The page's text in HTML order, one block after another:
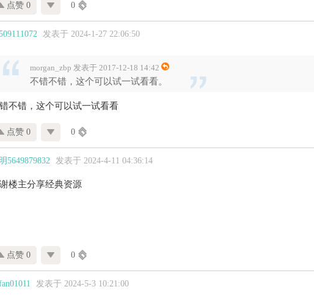
点赞 0 0
发表于 2024-1-27 22:06:50
morgan_zbp 发表于 2017-12-18 14:42
不错不错，这个可以试一试看看。
不错，这个可以试一试看看
点赞 0 0
5649879832 发表于 2024-4-11 04:36:14
楼主分享经典资源
点赞 0 0
发表于 2024-5-3 10:21:00